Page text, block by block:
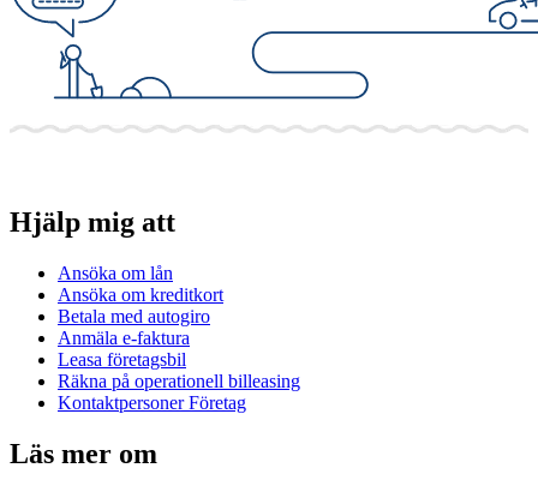
Hjälp mig att
Ansöka om lån
Ansöka om kreditkort
Betala med autogiro
Anmäla e-faktura
Leasa företagsbil
Räkna på operationell billeasing
Kontaktpersoner Företag
Läs mer om